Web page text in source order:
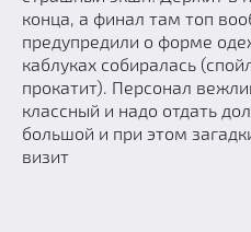
конца, а финал там топ
предупредили о форме
каблуках собиралась
прокатит). Персонал
классный и надо отдать
большой и при этом
визит